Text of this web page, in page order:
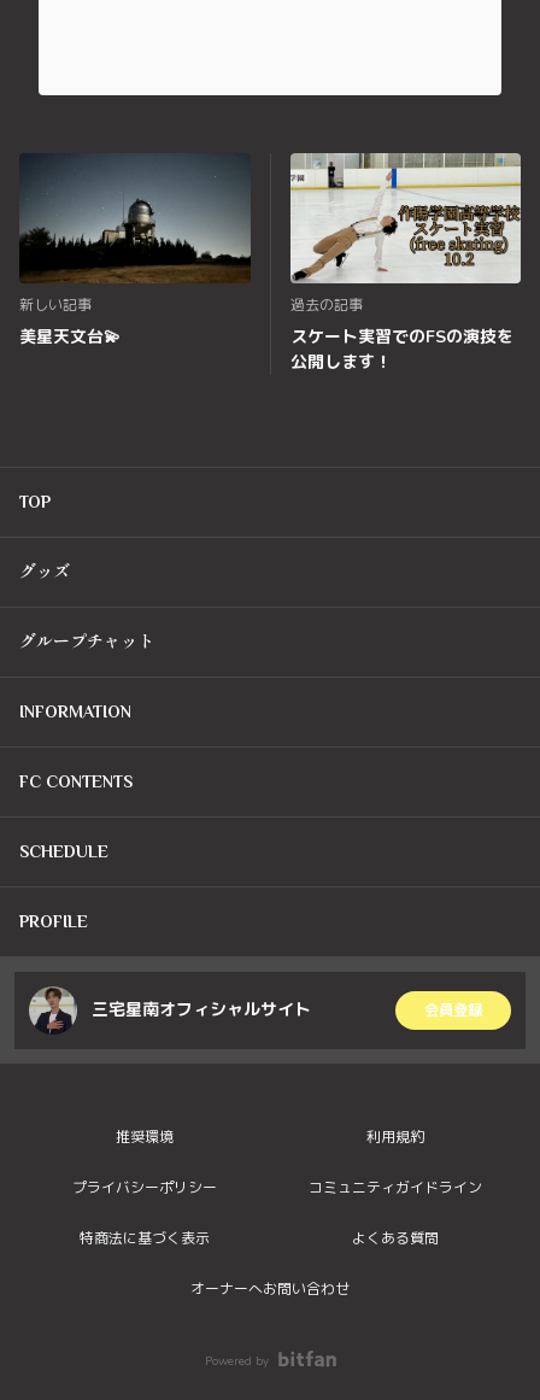
新しい記事
美星天文台💫
過去の記事
スケート実習でのFSの演技を
公開します！
TOP
グッズ
グループチャット
INFORMATION
FC CONTENTS
SCHEDULE
PROFILE
三宅星南オフィシャルサイト 会員登録
推奨環境 利用規約
プライバシーポリシー コミュニティガイドライン
特商法に基づく表示 よくある質問
オーナーへお問い合わせ
Powered by